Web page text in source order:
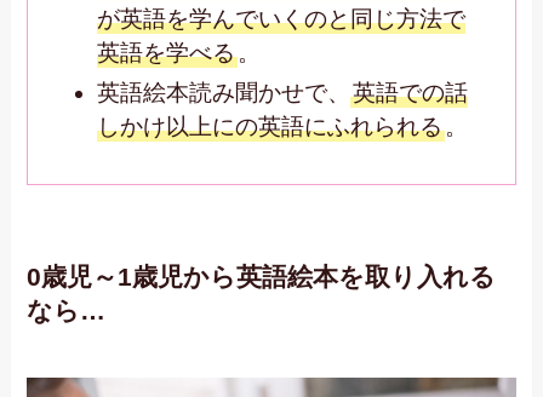
が英語を学んでいくのと同じ方法で
英語を学べる。
英語絵本読み聞かせで、 英語での話
しかけ以上にの英語にふれられる。
0歳児～1歳児から英語絵本を取り入れる
なら…